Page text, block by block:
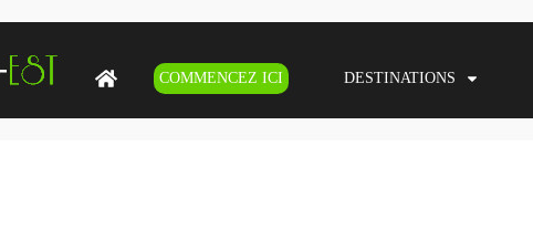
COMMENCEZ ICI DESTINATIONS